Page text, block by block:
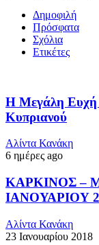
Δημοφιλή
Πρόσφατα
Σχόλια
Ετικέτες
Η Μεγάλη Ευχή
Κυπριανού
Αλίντα Κανάκη
6 ημέρες ago
ΚΑΡΚΙΝΟΣ –
ΙΑΝΟΥΑΡΙΟΥ
Αλίντα Κανάκη
23 Ιανουαρίου 2018